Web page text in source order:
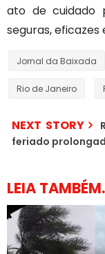
ato de cuidado
seguras, eficazes
Jornal da Baixada
Rio de Janeiro
NEXT STORY
feriado
LEIA